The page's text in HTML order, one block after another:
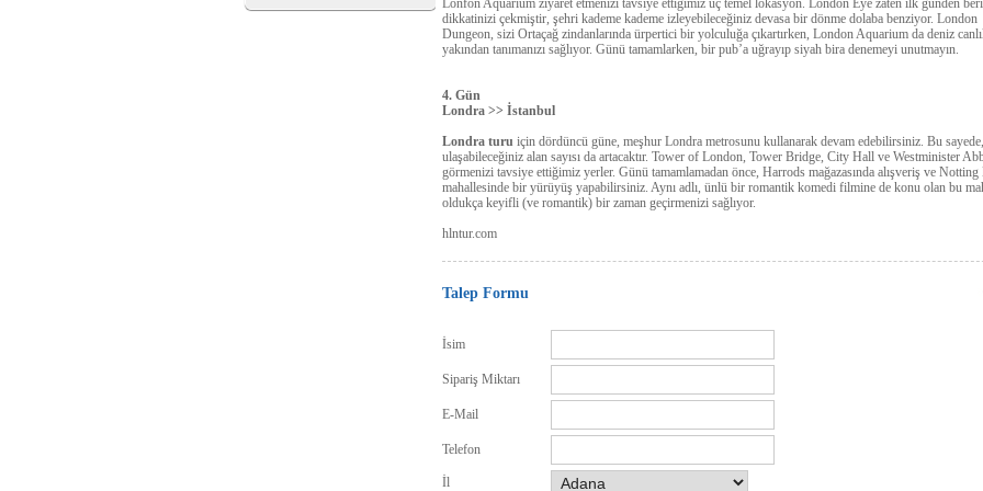
Lonfon Aquarium ziyaret etmenizi tavsiye ettiğimiz üç temel lokasyon. London Eye zaten ilk günden beri
dikkatinizi çekmiştir, şehri kademe kademe izleyebileceğiniz devasa bir dönme dolaba benziyor. London
Dungeon, sizi Ortaçağ zindanlarında ürpertici bir yolculuğa çıkartırken, London Aquarium da deniz
yakından tanımanızı sağlıyor. Günü tamamlarken, bir pub’a uğrayıp siyah bira denemeyi unutmayın.
4. Gün
Londra >> İstanbul
Londra turu için dördüncü güne, meşhur Londra metrosunu kullanarak devam edebilirsiniz. Bu sayede,
ulaşabileceğiniz alan sayısı da artacaktır. Tower of London, Tower Bridge, City Hall ve Westminister
görmenizi tavsiye ettiğimiz yerler. Günü tamamlamadan önce, Harrods mağazasında alışveriş ve
mahallesinde bir yürüyüş yapabilirsiniz. Aynı adlı, ünlü bir romantik komedi filmine de konu olan bu
oldukça keyifli (ve romantik) bir zaman geçirmenizi sağlıyor.
hlntur.com
Talep Formu
İsim
Sipariş Miktarı
E-Mail
Telefon
İl